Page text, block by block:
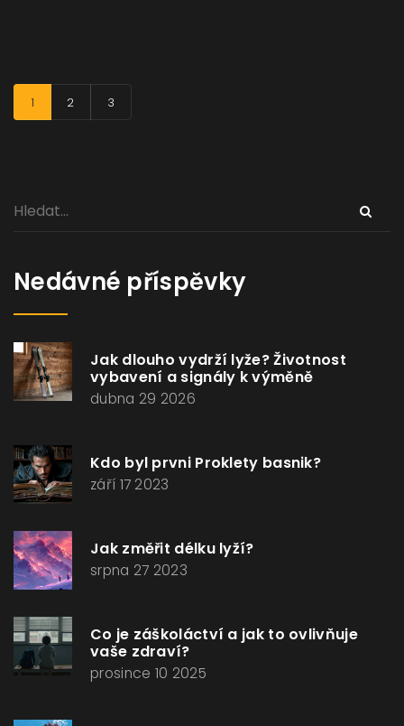
1 2 3
Nedávné příspěvky
Jak dlouho vydrží lyže? Životnost
vybavení a signály k výměně
dubna 29 2026
Kdo byl prvni Proklety basnik?
září 17 2023
Jak změřit délku lyží?
srpna 27 2023
Co je záškoláctví a jak to ovlivňuje
vaše zdraví?
prosince 10 2025